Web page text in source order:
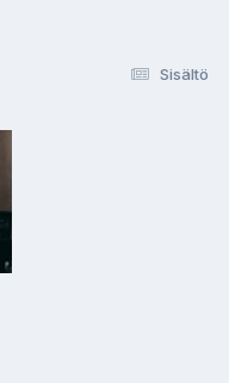
Sisältö